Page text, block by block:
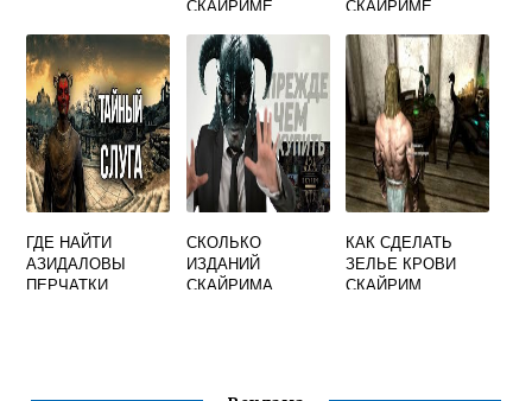
СКАЙРИМЕ
СКАЙРИМЕ
ГДЕ НАЙТИ
АЗИДАЛОВЫ
ПЕРЧАТКИ
СКОЛЬКО
ИЗДАНИЙ
СКАЙРИМА
КАК СДЕЛАТЬ
ЗЕЛЬЕ КРОВИ
СКАЙРИМ